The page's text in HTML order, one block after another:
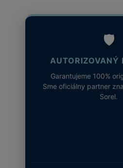
🛡️
AUTORIZOVANÝ
Garantujeme 100%
Sme oficiálny partner
Sorel.